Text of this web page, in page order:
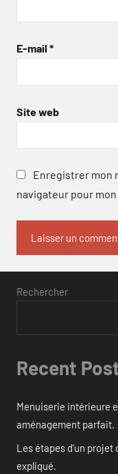
E-mail *
Site web
Enregistrer mon
navigateur pour
Rechercher
Recent
Menuiserie intérieure
aménagement parfait.
Les étapes d’un
expliqué.